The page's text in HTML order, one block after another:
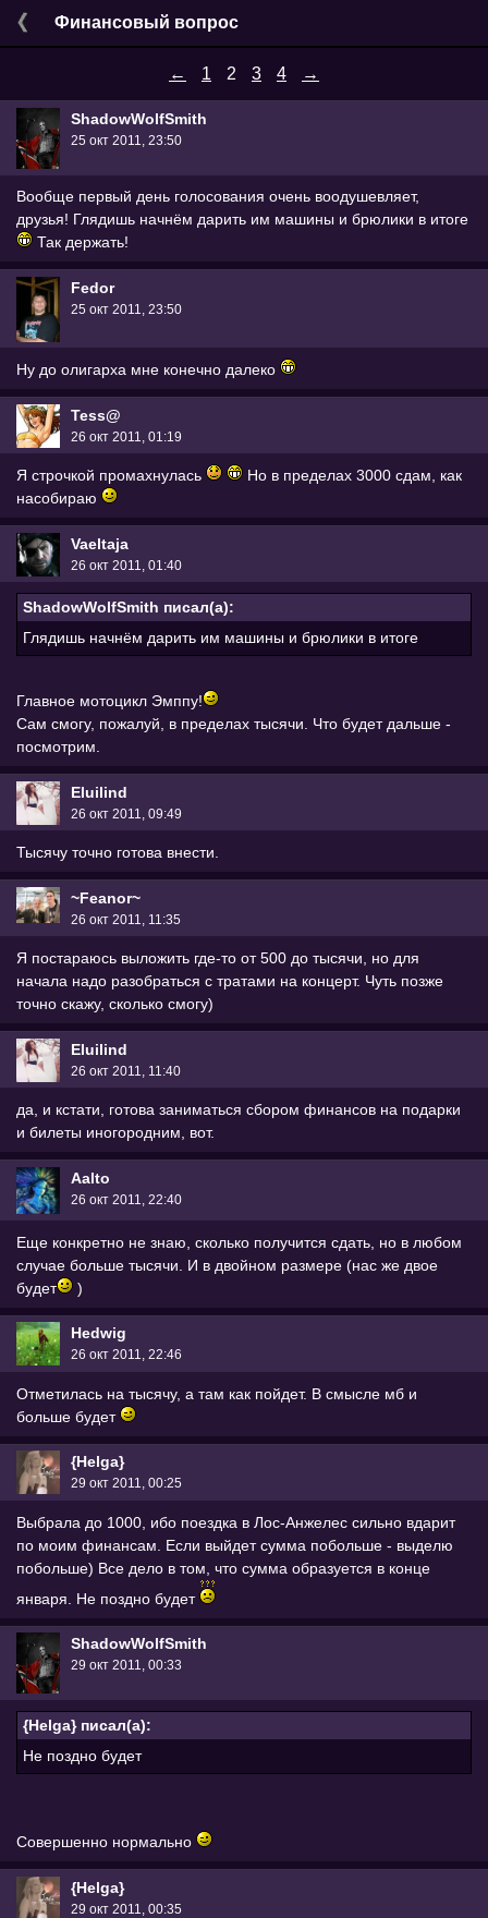
Финансовый вопрос
← 1 2 3 4 →
ShadowWolfSmith
25 окт 2011, 23:50
Вообще первый день голосования очень воодушевляет,
друзья! Глядишь начнём дарить им машины и брюлики в итоге
Так держать!
Fedor
25 окт 2011, 23:50
Ну до олигарха мне конечно далеко
Tess@
26 окт 2011, 01:19
Я строчкой промахнулась
Но в пределах 3000 сдам, как
насобираю
Vaeltaja
26 окт 2011, 01:40
ShadowWolfSmith писал(а):
Глядишь начнём дарить им машины и брюлики в итоге
Главное мотоцикл Эмппу!
Сам смогу, пожалуй, в пределах тысячи. Что будет дальше -
посмотрим.
Eluilind
26 окт 2011, 09:49
Тысячу точно готова внести.
~Feanor~
26 окт 2011, 11:35
Я постараюсь выложить где-то от 500 до тысячи, но для
начала надо разобраться с тратами на концерт. Чуть позже
точно скажу, сколько смогу)
Eluilind
26 окт 2011, 11:40
да, и кстати, готова заниматься сбором финансов на подарки
и билеты иногородним, вот.
Aalto
26 окт 2011, 22:40
Еще конкретно не знаю, сколько получится сдать, но в любом
случае больше тысячи. И в двойном размере (нас же двое
будет
)
Hedwig
26 окт 2011, 22:46
Отметилась на тысячу, а там как пойдет. В смысле мб и
больше будет
{Helga}
29 окт 2011, 00:25
Выбрала до 1000, ибо поездка в Лос-Анжелес сильно вдарит
по моим финансам. Если выйдет сумма побольше - выделю
побольше) Все дело в том, что сумма образуется в конце
января. Не поздно будет
ShadowWolfSmith
29 окт 2011, 00:33
{Helga} писал(а):
Не поздно будет
Совершенно нормально
{Helga}
29 окт 2011, 00:35